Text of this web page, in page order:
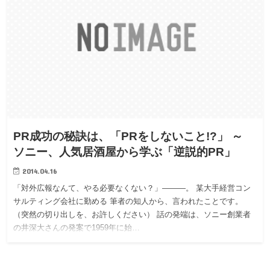
PR成功の秘訣は、「PRをしないこと!?」 ～
ソニー、人気居酒屋から学ぶ「逆説的PR」
2014.04.16
「対外広報なんて、やる必要なくない？」―――。 某大手経営コン
サルティング会社に勤める 筆者の知人から、言われたことです。
（突然の切り出しを、お許しください） 話の発端は、ソニー創業者
の井深大さんの発案で1959年に始…